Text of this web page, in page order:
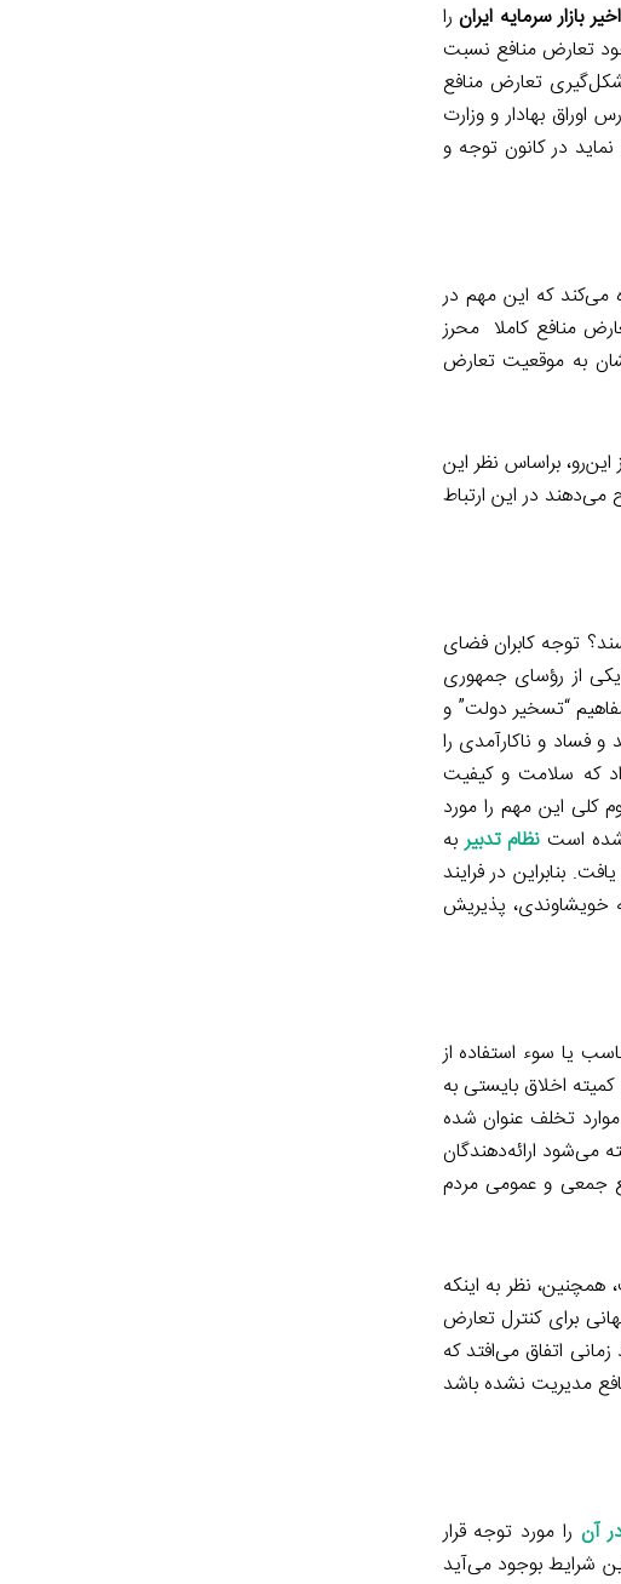
بازار سرمایه ایرانرا
تعارض منافع نسبت
تعارض منافع
بهادار و وزارت
نماید در کانون توجه و
می‌کند که این مهم در
منافع کاملا محرز
به موقعیت تعارض
براساس نظر این
در این ارتباط
توجه کابران فضای
از رؤسای جمهوری
“تسخیر دولت” و
ایران شد و فساد و ناکارآمدی را
که سلامت و کیفیت
مفهوم کلی این مهم را مورد
شده است نظام تدبیربه
به طور قابل توجهی افزایش یافت. بنابراین در فرایند
خویشاوندی، پذیریش
یا سوء استفاده از
اخلاق بایستی به
تخلف عنوان شده
می‌شود ارائه‌دهندگان
جمعی و عمومی مردم
نظر به اینکه
برای کنترل تعارض
اتفاق می‌افتد که
مدیریت نشده باشد
آن را مورد توجه قرار
شرایط بوجود می‌آید